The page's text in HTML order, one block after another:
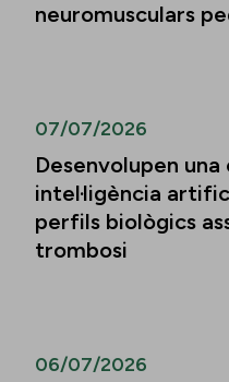
neuromusculars
07/07/2026
Desenvolupen una
intel·ligència
perfils biològics
trombosi
06/07/2026